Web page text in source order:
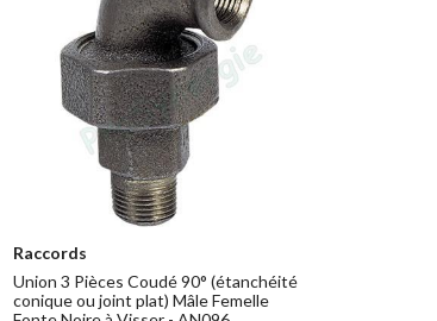
Raccords
Union 3 Pièces Coudé 90° (étanchéité
conique ou joint plat) Mâle Femelle